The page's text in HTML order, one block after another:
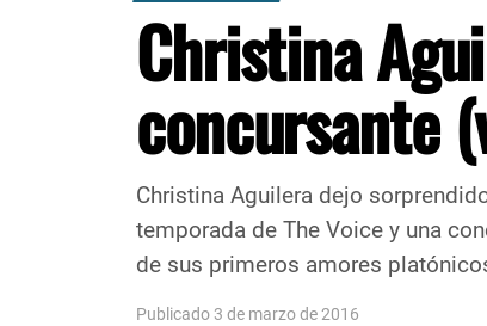
Christina
concursante
Christina Aguilera dejo
temporada de The Voice y una
de sus primeros amores
Publicado 3 de marzo de 2016